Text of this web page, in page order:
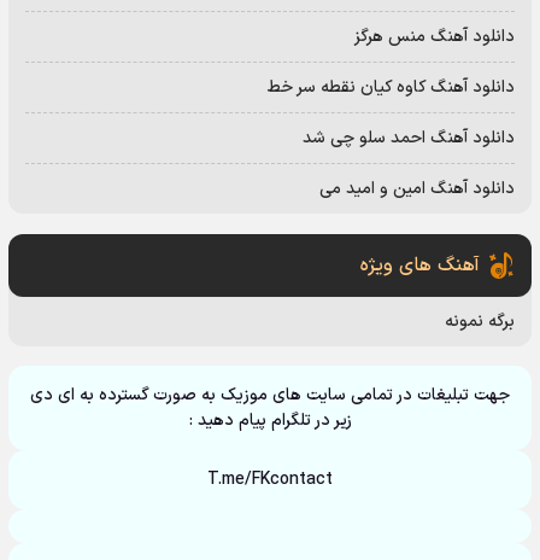
دانلود آهنگ منس هرگز
دانلود آهنگ کاوه کیان نقطه سر خط
دانلود آهنگ احمد سلو چی شد
دانلود آهنگ امین و امید می
آهنگ های ویژه
برگه نمونه
جهت تبلیغات در تمامی سایت های موزیک به صورت گسترده به ای دی
زیر در تلگرام پیام دهید :
T.me/FKcontact